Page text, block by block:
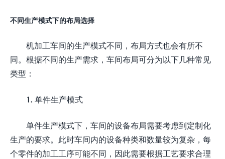
不同生产模式下的布局选择
机加工车间的生产模式不同，布局方式也会有所不
同。根据不同的生产需求，车间布局可分为以下几种常见
类型：
1. 单件生产模式
单件生产模式下，车间的设备布局需要考虑到定制化
生产的要求。此时车间内的设备种类和数量较为复杂，每
个零件的加工工序可能不同，因此需要根据工艺要求合理